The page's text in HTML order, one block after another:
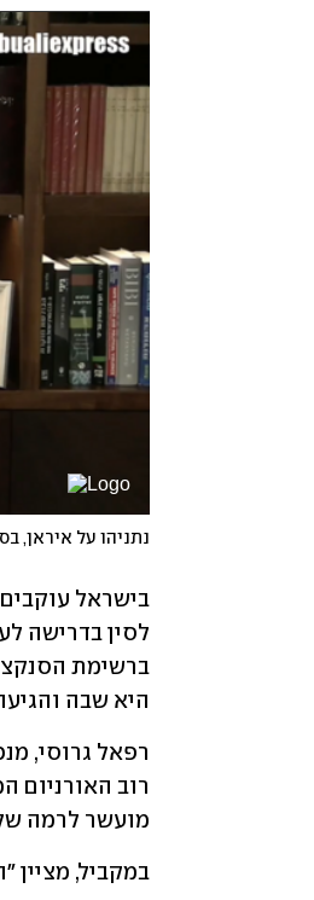
נתניהו על איראן,
היא שבה
מועשר לרמה של 60% - קרוב מאוד לרמת